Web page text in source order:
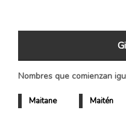
Nombres que comienzan
Maitane Maitén